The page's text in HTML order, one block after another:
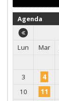
Agenda
Lun
Mar
3
4
10
11